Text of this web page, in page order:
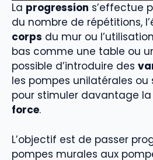
La progression s’effectue
du nombre de répétitions,
corps du mur ou
bas comme une table ou
possible d’introduire des
les pompes unilatérales ou
pour stimuler davantage la
force.
L’objectif est de passer
pompes murales aux